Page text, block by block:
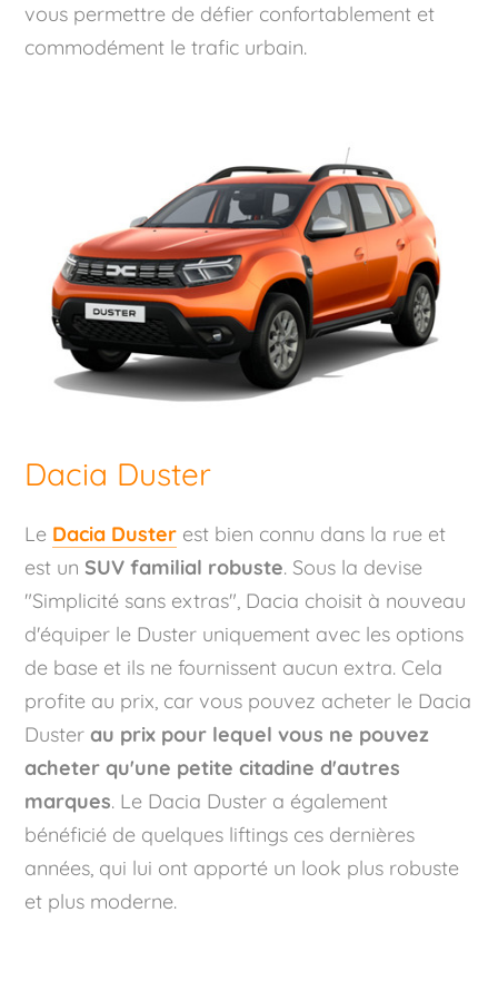
vous permettre de défier confortablement et
commodément le trafic urbain.
Dacia Duster
Le Dacia Duster est bien connu dans la rue et
est un SUV familial robuste. Sous la devise
"Simplicité sans extras", Dacia choisit à nouveau
d'équiper le Duster uniquement avec les options
de base et ils ne fournissent aucun extra. Cela
profite au prix, car vous pouvez acheter le Dacia
Dusterau prix pour lequel vous ne pouvez
acheter qu'une petite citadine d'autres
marques. Le Dacia Duster a également
bénéficié de quelques liftings ces dernières
années, qui lui ont apporté un look plus robuste
et plus moderne.